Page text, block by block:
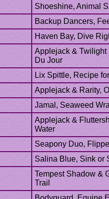
Applejack & Twilight
Applejack &
Tempest Shadow &